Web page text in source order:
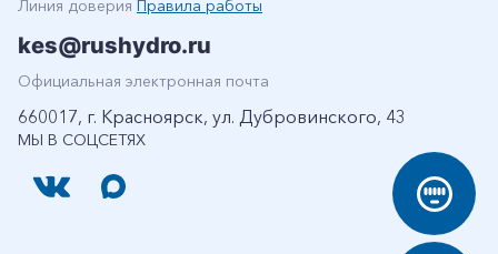
МЫ В СОЦСЕТЯХ
Линия доверия Правила работы
kes@rushydro.ru
Официальная электронная почта
660017, г. Красноярск, ул. Дубровинского, 43